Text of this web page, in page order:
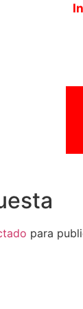
para